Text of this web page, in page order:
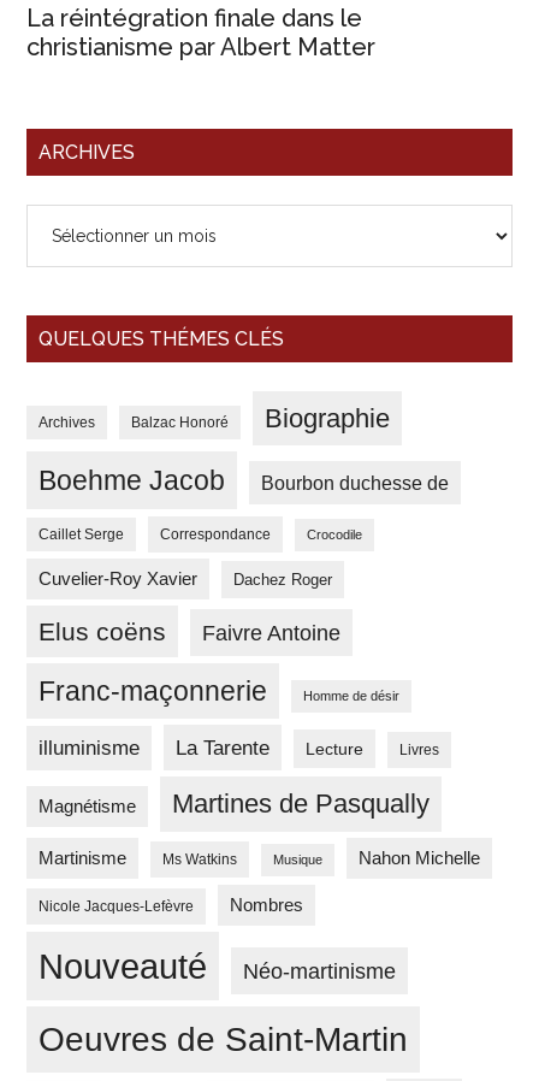
La réintégration finale dans le
christianisme par Albert Matter
ARCHIVES
QUELQUES THÉMES CLÉS
Archives Balzac Honoré Biographie
Boehme Jacob Bourbon duchesse de
Caillet Serge Correspondance Crocodile
Cuvelier-Roy Xavier Dachez Roger
Elus coëns Faivre Antoine
Franc-maçonnerie Homme de désir
illuminisme La Tarente Lecture Livres
Magnétisme Martines de Pasqually
Martinisme Ms Watkins Musique Nahon Michelle
Nicole Jacques-Lefèvre Nombres
Nouveauté Néo-martinisme
Oeuvres de Saint-Martin